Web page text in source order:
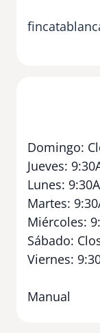
Domingo:
Jueves:
Lunes:
Martes:
Miércoles:
Sábado:
Viernes:
Manual